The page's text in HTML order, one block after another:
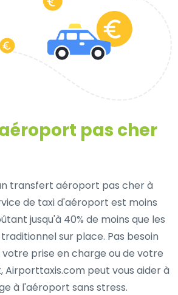
pas cher
transfert aéroport pas cher à
de taxi d'aéroport est moins
jusqu'à 40% de moins que les
sur place. Pas besoin
votre prise en charge ou de votre
peut vous aider à
à l'aéroport sans stress.